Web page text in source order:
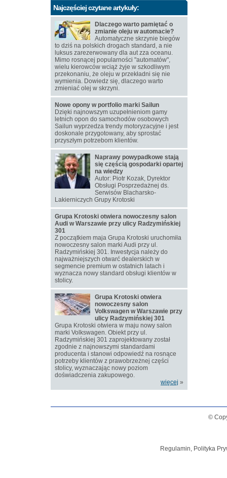
Najczęściej czytane artykuły:
Dlaczego warto pamiętać o
zmianie oleju w automacie?
Automatyczne skrzynie biegów
to dziś na polskich drogach standard, a nie
luksus zarezerwowany dla aut zza oceanu.
Mimo rosnącej popularności "automatów",
wielu kierowców wciąż żyje w szkodliwym
przekonaniu, że oleju w przekładni się nie
wymienia. Dowiedz się, dlaczego warto
zmieniać olej w skrzyni.
Nowe opony w portfolio marki Sailun
Dzięki najnowszym uzupełnieniom gamy
letnich opon do samochodów osobowych
Sailun wyprzedza trendy motoryzacyjne i jest
doskonale przygotowany, aby sprostać
przyszłym potrzebom klientów.
Naprawy powypadkowe stają
się częścią gospodarki opartej
na wiedzy
Autor: Piotr Kozak, Dyrektor
Obsługi Posprzedażnej ds.
Serwisów Blacharsko-
Lakierniczych Grupy Krotoski
Grupa Krotoski otwiera nowoczesny salon
Audi w Warszawie przy ulicy Radzymińskiej
301
Z początkiem maja Grupa Krotoski uruchomiła
nowoczesny salon marki Audi przy ul.
Radzymińskiej 301. Inwestycja należy do
najważniejszych otwarć dealerskich w
segmencie premium w ostatnich latach i
wyznacza nowy standard obsługi klientów w
stolicy.
Grupa Krotoski otwiera
nowoczesny salon
Volkswagen w Warszawie przy
ulicy Radzymińskiej 301
Grupa Krotoski otwiera w maju nowy salon
marki Volkswagen. Obiekt przy ul.
Radzymińskiej 301 zaprojektowany został
zgodnie z najnowszymi standardami
producenta i stanowi odpowiedź na rosnące
potrzeby klientów z prawobrzeżnej części
stolicy, wyznaczając nowy poziom
doświadczenia zakupowego.
więcej »
©
Regulamin, Polityka